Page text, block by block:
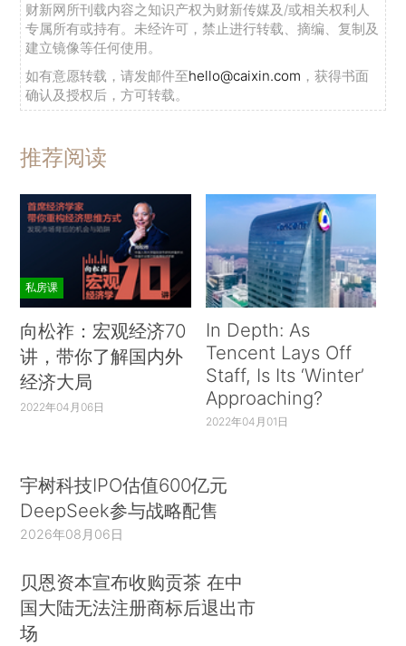
财新网所刊载内容之知识产权为财新传媒及/或相关权利人
专属所有或持有。未经许可，禁止进行转载、摘编、复制及
建立镜像等任何使用。
如有意愿转载，请发邮件至hello@caixin.com ，获得书面
确认及授权后，方可转载。
推荐阅读
私房课
向松祚：宏观经济70
讲，带你了解国内外
经济大局
2022年04月06日
In Depth: As
Tencent Lays Off
Staff, Is Its ‘Winter’
Approaching?
2022年04月01日
宇树科技IPO估值600亿元
DeepSeek参与战略配售
2026年08月06日
贝恩资本宣布收购贡茶 在中
国大陆无法注册商标后退出市
场